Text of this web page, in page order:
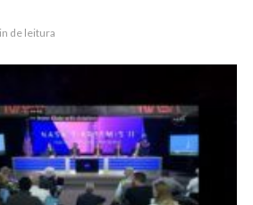
de leitura